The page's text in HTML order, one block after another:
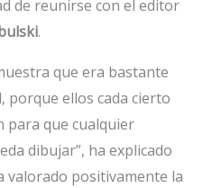
de reunirse con el editor
.
que era bastante
porque ellos cada cierto
que cualquier
dibujar”, ha explicado
valorado positivamente la